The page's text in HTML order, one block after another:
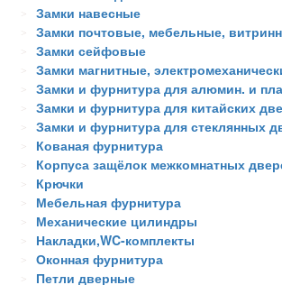
Замки навесные
Замки почтовые, мебельные,
Замки сейфовые
Замки магнитные,
Замки и фурнитура для алюмин. и
Замки и фурнитура для китайских
Замки и фурнитура для стеклянных
Кованая фурнитура
Корпуса защёлок межкомнатных
Крючки
Мебельная фурнитура
Механические цилиндры
Накладки,WC-комплекты
Оконная фурнитура
Петли дверные